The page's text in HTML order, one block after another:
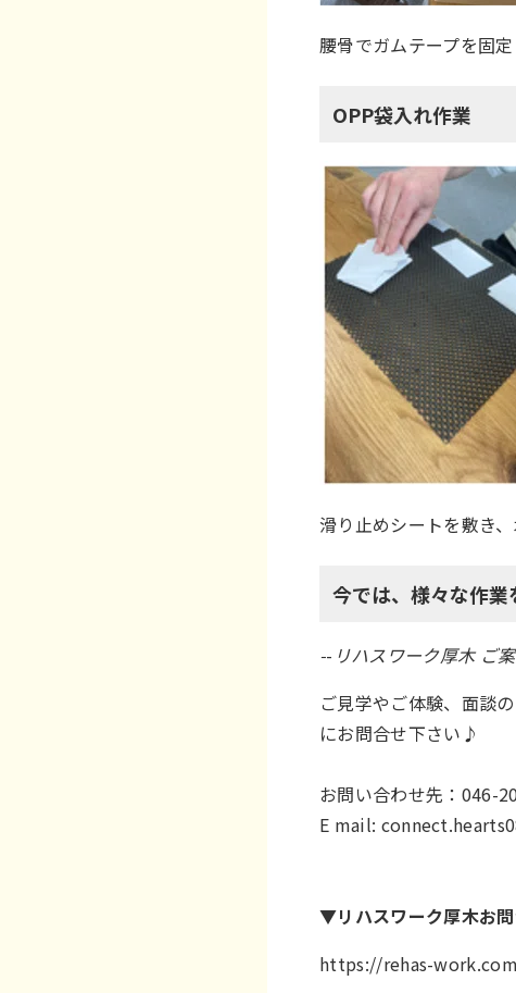
腰骨でガムテープを固
OPP袋入れ作業
滑り止めシートを敷き
今では、様々な作
-- リハスワーク厚木 ご
ご見学やご体験、面談
にお問合せ下さい♪
お問い合わせ先：
E mail:
▼リハスワーク厚木お
https://rehas-